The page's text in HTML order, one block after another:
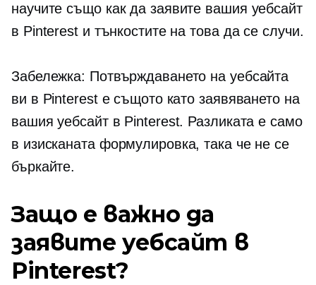
научите също как да заявите вашия уебсайт
в Pinterest и тънкостите на това да се случи.
Забележка: Потвърждаването на уебсайта
ви в Pinterest е същото като заявяването на
вашия уебсайт в Pinterest. Разликата е само
в изисканата формулировка, така че не се
бъркайте.
Защо е важно да
заявите уебсайт в
Pinterest?